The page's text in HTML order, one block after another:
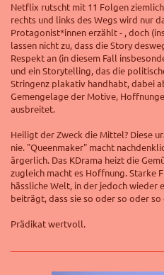
Netflix rutscht mit 11 Folgen
rechts und links des Wegs wird nur
Protagonist*innen erzählt - , doch
lassen nicht zu, dass die Story
Respekt an (in diesem Fall
und ein Storytelling, das die
Stringenz plakativ handhabt, dabei
Gemengelage der Motive,
ausbreitet.
Heiligt der Zweck die Mittel? Diese
nie. "Queenmaker" macht
ärgerlich. Das KDrama heizt die
zugleich macht es Hoffnung. Starke
hässliche Welt, in der jedoch wieder
beiträgt, dass sie so oder so oder
Prädikat wertvoll.